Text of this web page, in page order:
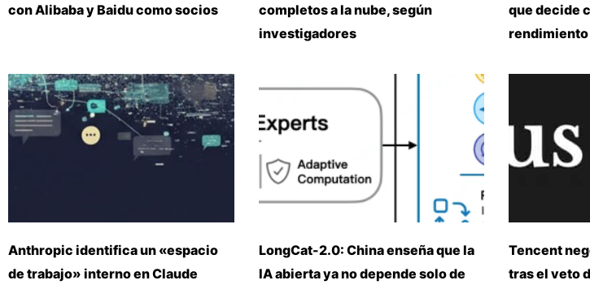
con Alibaba y Baidu como socios
completos a la nube, según
investigadores
que decide
rendimiento
Anthropic identifica un «espacio
de trabajo» interno en Claude
LongCat-2.0: China enseña que la
IA abierta ya no depende solo de
Tencent
tras el veto